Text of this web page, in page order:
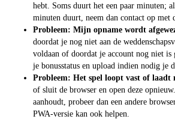
hebt. Soms duurt het een paar minuten;
minuten duurt, neem dan contact op met
Probleem: Mijn opname wordt
doordat je nog niet aan de
voldaan of doordat je account nog niet
je bonusstatus en upload indien nodig je
Probleem: Het spel loopt vast of laadt
of sluit de browser en open deze
aanhoudt, probeer dan een andere
PWA-versie kan ook helpen.